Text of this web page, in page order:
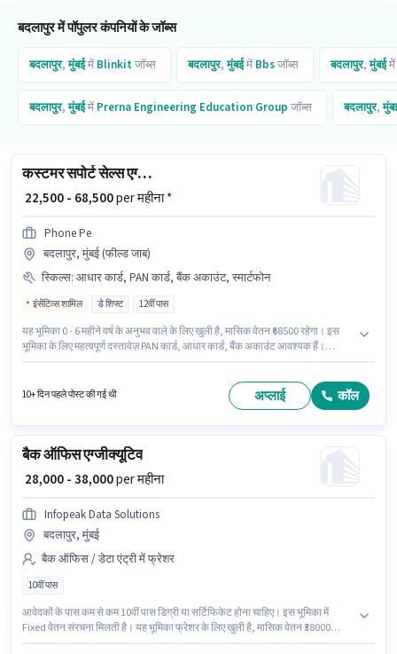
बदलापुर में पॉपुलर कंपनियों के जॉब्स
बदलापुर,मुंबईमें Blinkitजॉब्स बदलापुर,मुंबईमें Bbsजॉब्स बदलापुर,मुंबईमें
बदलापुर,मुंबईमें Prerna Engineering Education Group जॉब्स बदलापुर,
कस्टमर सपोर्ट सेल्स एग्जीक्यूटिव
₹ 22,500 - 68,500per महीना *
Phone Pe
बदलापुर, मुंबई (फील्ड जाब)
स्किल्स: आधार कार्ड, PAN कार्ड, बैंक अकाउंट, स्मार्टफोन
इंसेंटिव्स शामिल डे शिफ्ट 12वीं पास
यह भूमिका 0 - 6 महीने वर्ष के अनुभव वाले के लिए खुली है, मासिक वेतन ₹68500 रहेगा। इस
भूमिका के लिए महत्वपूर्ण दस्तावेज़ PAN कार्ड, आधार कार्ड, बैंक अकाउंट आवश्यक हैं।
लिए Fixed + Incentives सैलरी उपलब्ध है।
10+ दिन पहले पोस्ट की गई थी अप्लाई कॉल
बैक ऑफिस एग्जीक्यूटिव
₹ 28,000 - 38,000per महीना
Infopeak Data Solutions
बदलापुर, मुंबई
बैक ऑफिस / डेटा एंट्री में फ्रेशर
10वीं पास
आवेदकों के पास कम से कम 10वीं पास डिग्री या सर्टिफिकेट होना चाहिए। इस भूमिका में
Fixed वेतन संरचना मिलती है। यह भूमिका फ्रेशर के लिए खुली है, मासिक वेतन ₹38000